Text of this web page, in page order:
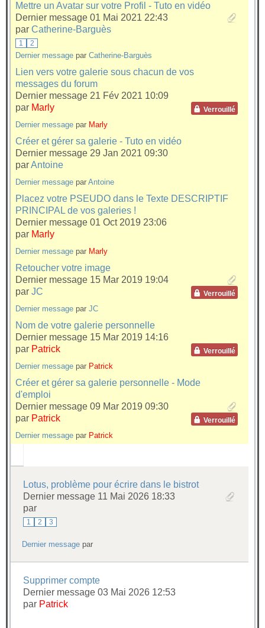
Mettre un Avatar sur votre Profil - Tuto en vidéo
Dernier message 01 Mai 2021 22:43
par Catherine-Barguès
1 2
Dernier message par Catherine-Barguès
Lien vers votre galerie sous chacun de vos
messages du forum
Dernier message 21 Fév 2021 10:09
par Marly Verrouillé
Dernier message par Marly
Créer et gérer sa galerie - Tuto en vidéo
Dernier message 29 Jan 2021 09:30
parAntoine
Dernier message par Antoine
Placez votre PSEUDO dans le Texte DESCRIPTIF
PRINCIPAL de vos galeries !
Dernier message 01 Oct 2019 23:06
par Marly
Dernier message par Marly
Retoucher votre image
Dernier message 15 Mar 2019 19:04
par JC Verrouillé
Dernier message par JC
Nom de votre galerie personnelle
Dernier message 15 Mar 2019 14:16
par Patrick Verrouillé
Dernier message par Patrick
Créer et gérer sa galerie personnelle - Mode
d'emploi
Dernier message 09 Mar 2019 09:30
par Patrick Verrouillé
Dernier message par Patrick
Lotus, problème pour écrire dans le bistrot
Dernier message 11 Mai 2026 18:33
par
1 2 3
Dernier message par
Supprimer compte
Dernier message 03 Mai 2026 12:53
par Patrick